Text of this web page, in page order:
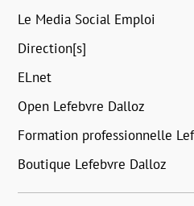
Le Media Social Emploi
Direction[s]
ELnet
Open Lefebvre Dalloz
Formation professionnelle
Boutique Lefebvre Dalloz